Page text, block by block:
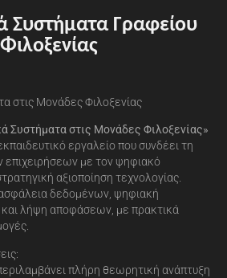
Συστήματα Γραφείου
στις Μονάδες Φιλοξενίας
Συστήματα στις Μονάδες Φιλοξενίας»
εργαλείο που συνδέει τη
επιχειρήσεων με τον ψηφιακό
αξιοποίηση τεχνολογίας.
δεδομένων, ψηφιακή
και λήψη αποφάσεων, με πρακτικά
πλήρη θεωρητική ανάπτυξη